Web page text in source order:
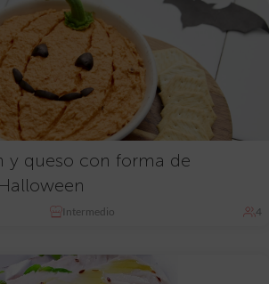
y queso con forma de
Intermedio 4